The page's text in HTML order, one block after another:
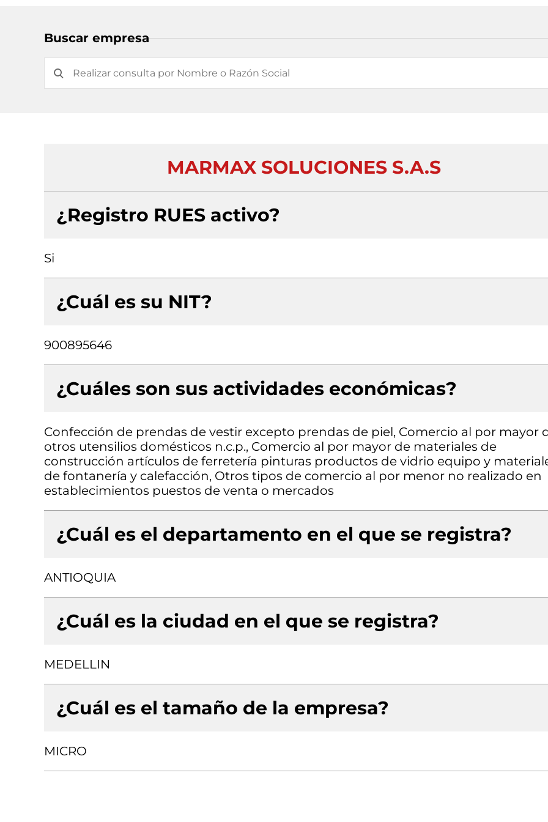
Buscar empresa
MARMAX SOLUCIONES S.A.S
¿Registro RUES activo?
Si
¿Cuál es su NIT?
900895646
¿Cuáles son sus actividades económicas?
Confección de prendas de vestir excepto prendas de piel, Comercio al por mayor
otros utensilios domésticos n.c.p., Comercio al por mayor de materiales de
construcción artículos de ferretería pinturas productos de vidrio equipo y
de fontanería y calefacción, Otros tipos de comercio al por menor no realizado en
establecimientos puestos de venta o mercados
¿Cuál es el departamento en el que se registra?
ANTIOQUIA
¿Cuál es la ciudad en el que se registra?
MEDELLIN
¿Cuál es el tamaño de la empresa?
MICRO